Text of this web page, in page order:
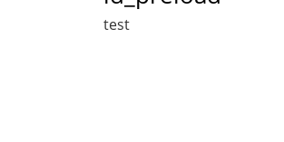
test